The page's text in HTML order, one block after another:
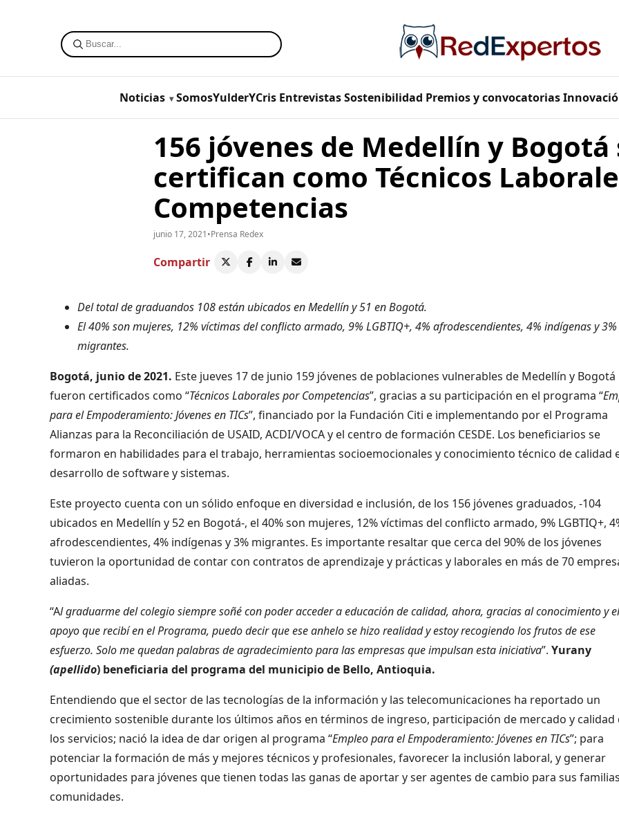
Noticias SomosYulderYCris Entrevistas Sostenibilidad Premios y convocatorias
156 jóvenes de Medellín y Bogotá
certifican como Técnicos
Competencias
junio 17, 2021•Prensa Redex
Compartir
Del total de graduandos 108 están ubicados en Medellín y 51 en Bogotá.
El 40% son mujeres, 12% víctimas del conflicto armado, 9% LGBTIQ+, 4% afrodescendientes, 4% indígenas y 3%
migrantes.
Bogotá, junio de 2021. Este jueves 17 de junio 159 jóvenes de poblaciones vulnerables de Medellín y Bogotá
fueron certificados como “Técnicos Laborales por Competencias”, gracias a su participación en el programa “
para el Empoderamiento: Jóvenes en TICs”, financiado por la Fundación Citi e implementando por el Programa
Alianzas para la Reconciliación de USAID, ACDI/VOCA y el centro de formación CESDE. Los beneficiarios se
formaron en habilidades para el trabajo, herramientas socioemocionales y conocimiento técnico de calidad
desarrollo de software y sistemas.
Este proyecto cuenta con un sólido enfoque en diversidad e inclusión, de los 156 jóvenes graduados, -104
ubicados en Medellín y 52 en Bogotá-, el 40% son mujeres, 12% víctimas del conflicto armado, 9% LGBTIQ+,
afrodescendientes, 4% indígenas y 3% migrantes. Es importante resaltar que cerca del 90% de los jóvenes
tuvieron la oportunidad de contar con contratos de aprendizaje y prácticas y laborales en más de 70
aliadas.
“Al graduarme del colegio siempre soñé con poder acceder a educación de calidad, ahora, gracias al conocimiento y el
apoyo que recibí en el Programa, puedo decir que ese anhelo se hizo realidad y estoy recogiendo los frutos de ese
esfuerzo. Solo me quedan palabras de agradecimiento para las empresas que impulsan esta iniciativa”. Yurany
(apellido) beneficiaria del programa del municipio de Bello, Antioquia.
Entendiendo que el sector de las tecnologías de la información y las telecomunicaciones ha reportado un
crecimiento sostenible durante los últimos años en términos de ingreso, participación de mercado y calidad
los servicios; nació la idea de dar origen al programa “Empleo para el Empoderamiento: Jóvenes en TICs”; para
potenciar la formación de más y mejores técnicos y profesionales, favorecer la inclusión laboral, y generar
oportunidades para jóvenes que tienen todas las ganas de aportar y ser agentes de cambio para sus
comunidades.